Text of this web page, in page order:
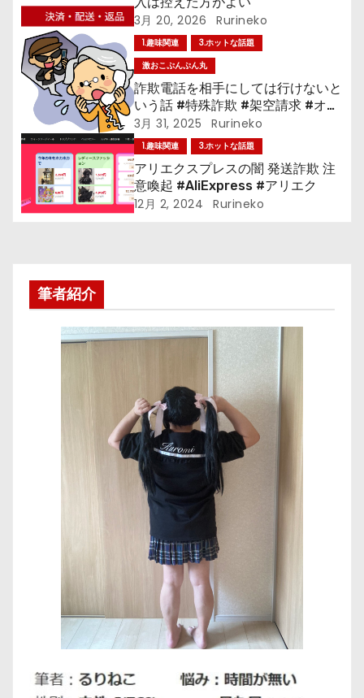
シ
ョ
ン
3月 20, 2026 Rurineko
1.趣味関連
3.ホットな話題
激おこぷんぷん丸
詐欺電話を相手にしては行けないと
いう話 #特殊詐欺 #架空請求 #オレ
オレ詐欺
3月 31, 2025 Rurineko
1.趣味関連 3.ホットな話題
アリエクスプレスの闇 発送詐欺 注
意喚起 #AliExpress #アリエク
12月 2, 2024 Rurineko
筆者紹介